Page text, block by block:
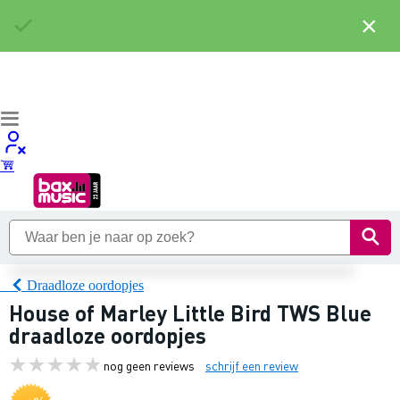
Draadloze oordopjes
House of Marley Little Bird TWS Blue
draadloze oordopjes
nog geen reviews schrijf een review
×